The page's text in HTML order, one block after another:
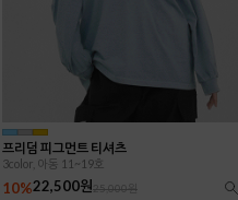
프리덤 피그먼트 티셔츠
3color, 아동 11~19호
10%22,500원25,000원